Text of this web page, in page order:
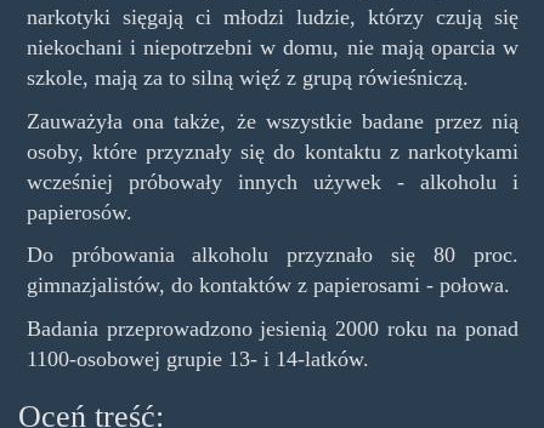
narkotyki sięgają ci młodzi ludzie, którzy czują się
niekochani i niepotrzebni w domu, nie mają oparcia w
szkole, mają za to silną więź z grupą rówieśniczą.
Zauważyła ona także, że wszystkie badane przez nią
osoby, które przyznały się do kontaktu z narkotykami
wcześniej próbowały innych używek - alkoholu i
papierosów.
Do próbowania alkoholu przyznało się 80 proc.
gimnazjalistów, do kontaktów z papierosami - połowa.
Badania przeprowadzono jesienią 2000 roku na ponad
1100-osobowej grupie 13- i 14-latków.
Oceń treść: